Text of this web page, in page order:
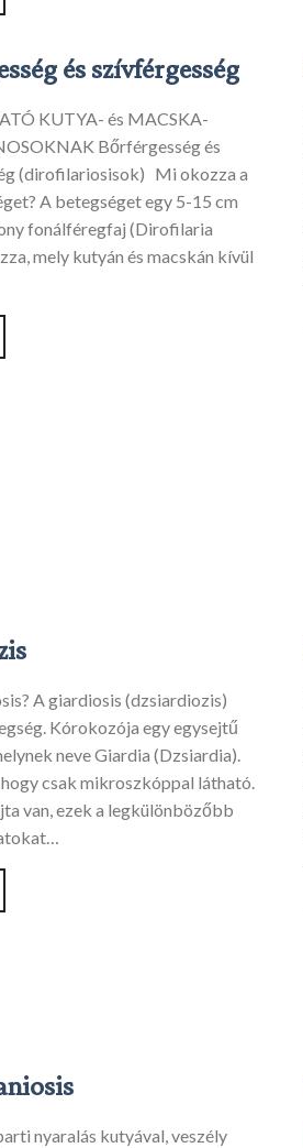
és szívférgesség
KUTYA- és MACSKA-
Bőrférgesség és
(dirofilariosisok) Mi okozza a
A betegséget egy 5-15 cm
fonálféregfaj (Dirofilaria
mely kutyán és macskán kívül
A giardiosis (dzsiardiozis)
Kórokozója egy egysejtű
neve Giardia (Dzsiardia).
csak mikroszkóppal látható.
van, ezek a legkülönbözőbb
nyaralás kutyával, veszély